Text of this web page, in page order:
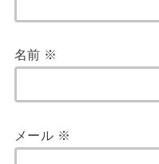
名前 ※
メール ※